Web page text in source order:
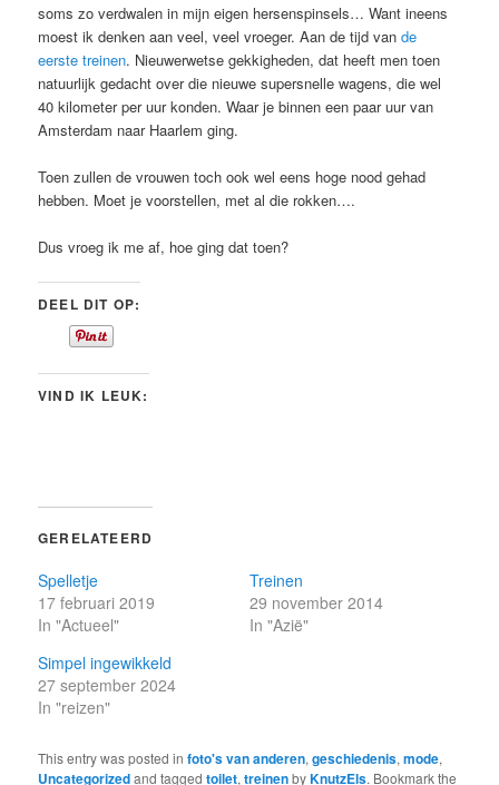
soms zo verdwalen in mijn eigen hersenspinsels… Want ineens
moest ik denken aan veel, veel vroeger. Aan de tijd vande
eerste treinen. Nieuwerwetse gekkigheden, dat heeft men toen
natuurlijk gedacht over die nieuwe supersnelle wagens, die wel
40 kilometer per uur konden. Waar je binnen een paar uur van
Amsterdam naar Haarlem ging.
Toen zullen de vrouwen toch ook wel eens hoge nood gehad
hebben. Moet je voorstellen, met al die rokken….
Dus vroeg ik me af, hoe ging dat toen?
DEEL DIT OP:
VIND IK LEUK:
GERELATEERD
Spelletje
17 februari 2019
In "Actueel"
Treinen
29 november 2014
In "Azië"
Simpel ingewikkeld
27 september 2024
In "reizen"
This entry was posted infoto's van anderen,geschiedenis,mode,
Uncategorizedand taggedtoilet,treinenbyKnutzEls. Bookmark the